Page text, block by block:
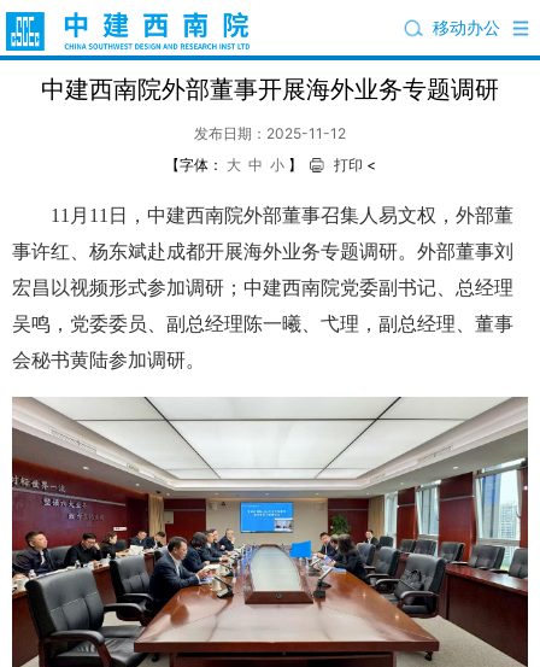
移动办公
中建西南院外部董事开展海外业务专题调研
发布日期：2025-11-12
【字体： 大 中 小 】 打印 <
11月11日，中建西南院外部董事召集人易文权，外部董
事许红、杨东斌赴成都开展海外业务专题调研。外部董事刘
宏昌以视频形式参加调研；中建西南院党委副书记、总经理
吴鸣，党委委员、副总经理陈一曦、弋理，副总经理、董事
会秘书黄陆参加调研。